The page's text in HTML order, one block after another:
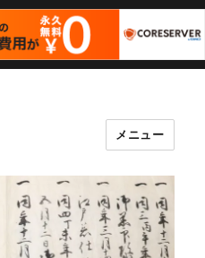
メニュー